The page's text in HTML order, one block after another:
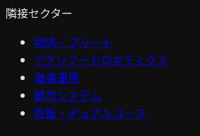
隣接セクター
物流・フリート
アグリフードロボティクス
海事運用
都市システム
防衛・デュアルユース